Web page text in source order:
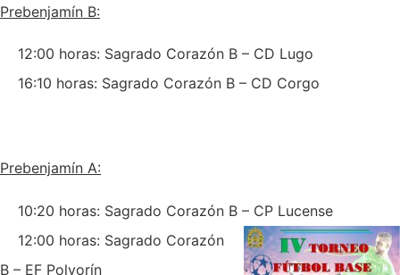
Prebenjamín B:
12:00 horas: Sagrado Corazón B – CD Lugo
16:10 horas: Sagrado Corazón B – CD Corgo
Prebenjamín A:
10:20 horas: Sagrado Corazón B – CP Lucense
12:00 horas: Sagrado Corazón
B – EF Polvorín